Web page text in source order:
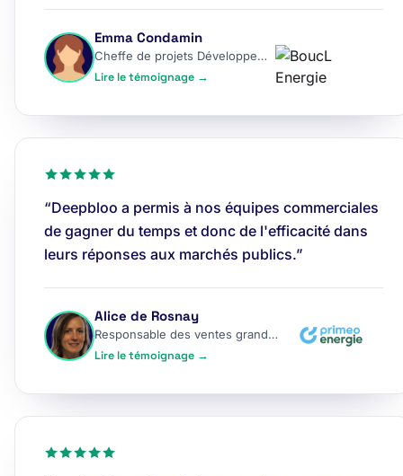
Emma Condamin
Cheffe de projets Développement
Lire le témoignage →
“Deepbloo a permis à nos équipes commerciales
de gagner du temps et donc de l'efficacité dans
leurs réponses aux marchés publics.”
Alice de Rosnay
Responsable des ventes grands comptes
Lire le témoignage →